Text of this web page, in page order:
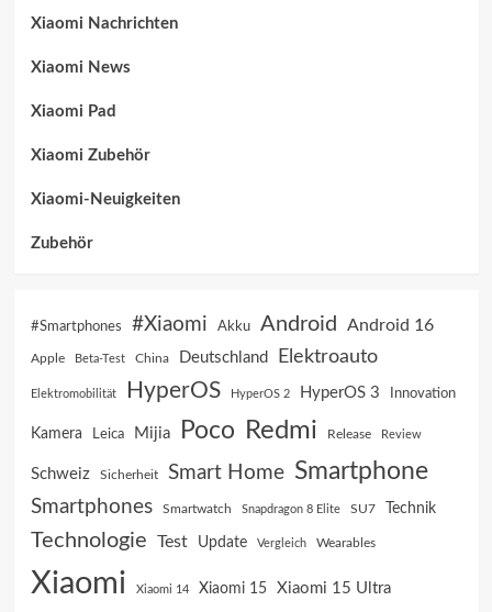
Xiaomi Nachrichten
Xiaomi News
Xiaomi Pad
Xiaomi Zubehör
Xiaomi-Neuigkeiten
Zubehör
#Smartphones #Xiaomi Akku Android Android 16
Apple Beta-Test China Deutschland Elektroauto
Elektromobilität HyperOS HyperOS 2 HyperOS 3 Innovation
Kamera Leica Mijia Poco Redmi Release Review
Schweiz Sicherheit Smart Home Smartphone
Smartphones Smartwatch Snapdragon 8 Elite SU7 Technik
Technologie Test Update Vergleich Wearables
Xiaomi Xiaomi 14 Xiaomi 15 Xiaomi 15 Ultra